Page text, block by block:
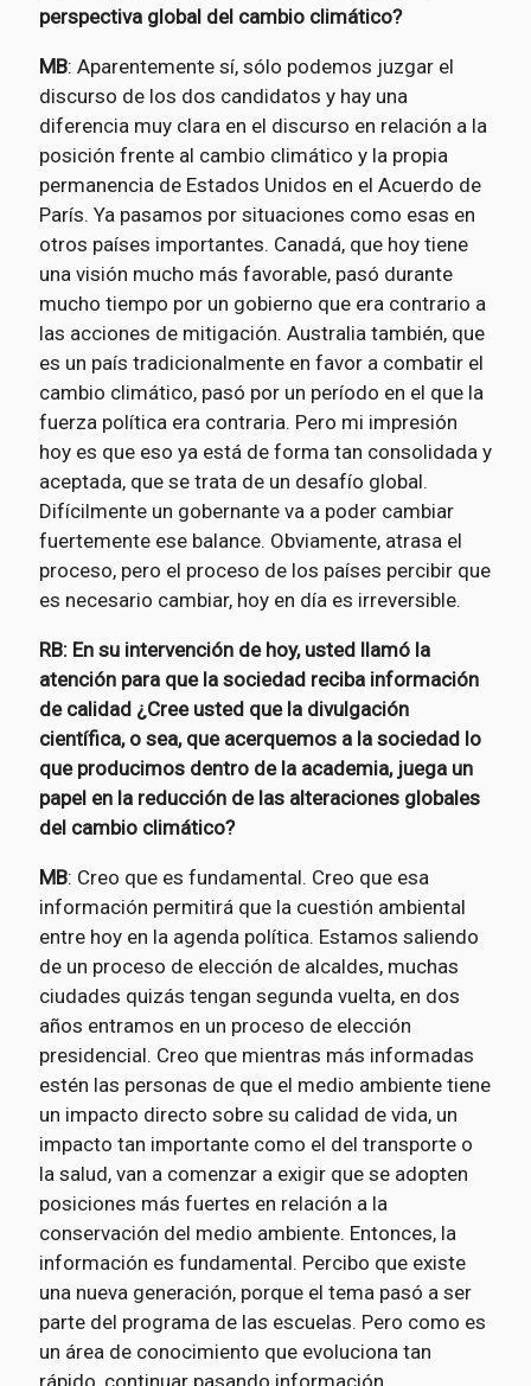
perspectiva global del cambio climático?
MB: Aparentemente sí, sólo podemos juzgar el
discurso de los dos candidatos y hay una
diferencia muy clara en el discurso en relación a la
posición frente al cambio climático y la propia
permanencia de Estados Unidos en el Acuerdo de
París. Ya pasamos por situaciones como esas en
otros países importantes. Canadá, que hoy tiene
una visión mucho más favorable, pasó durante
mucho tiempo por un gobierno que era contrario a
las acciones de mitigación. Australia también, que
es un país tradicionalmente en favor a combatir el
cambio climático, pasó por un período en el que la
fuerza política era contraria. Pero mi impresión
hoy es que eso ya está de forma tan consolidada y
aceptada, que se trata de un desafío global.
Difícilmente un gobernante va a poder cambiar
fuertemente ese balance. Obviamente, atrasa el
proceso, pero el proceso de los países percibir que
es necesario cambiar, hoy en día es irreversible.
RB: En su intervención de hoy, usted llamó la
atención para que la sociedad reciba información
de calidad ¿Cree usted que la divulgación
científica, o sea, que acerquemos a la sociedad lo
que producimos dentro de la academia, juega un
papel en la reducción de las alteraciones globales
del cambio climático?
MB: Creo que es fundamental. Creo que esa
información permitirá que la cuestión ambiental
entre hoy en la agenda política. Estamos saliendo
de un proceso de elección de alcaldes, muchas
ciudades quizás tengan segunda vuelta, en dos
años entramos en un proceso de elección
presidencial. Creo que mientras más informadas
estén las personas de que el medio ambiente tiene
un impacto directo sobre su calidad de vida, un
impacto tan importante como el del transporte o
la salud, van a comenzar a exigir que se adopten
posiciones más fuertes en relación a la
conservación del medio ambiente. Entonces, la
información es fundamental. Percibo que existe
una nueva generación, porque el tema pasó a ser
parte del programa de las escuelas. Pero como es
un área de conocimiento que evoluciona tan
rápido, continuar pasando información,